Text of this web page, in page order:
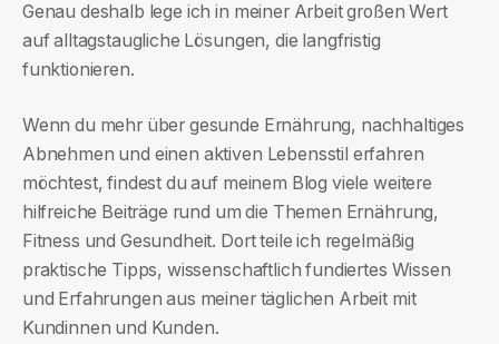
Genau deshalb lege ich in meiner Arbeit großen Wert
auf alltagstaugliche Lösungen, die langfristig
funktionieren.
Wenn du mehr über gesunde Ernährung, nachhaltiges
Abnehmen und einen aktiven Lebensstil erfahren
möchtest, findest du auf meinem Blog viele weitere
hilfreiche Beiträge rund um die Themen Ernährung,
Fitness und Gesundheit. Dort teile ich regelmäßig
praktische Tipps, wissenschaftlich fundiertes Wissen
und Erfahrungen aus meiner täglichen Arbeit mit
Kundinnen und Kunden.